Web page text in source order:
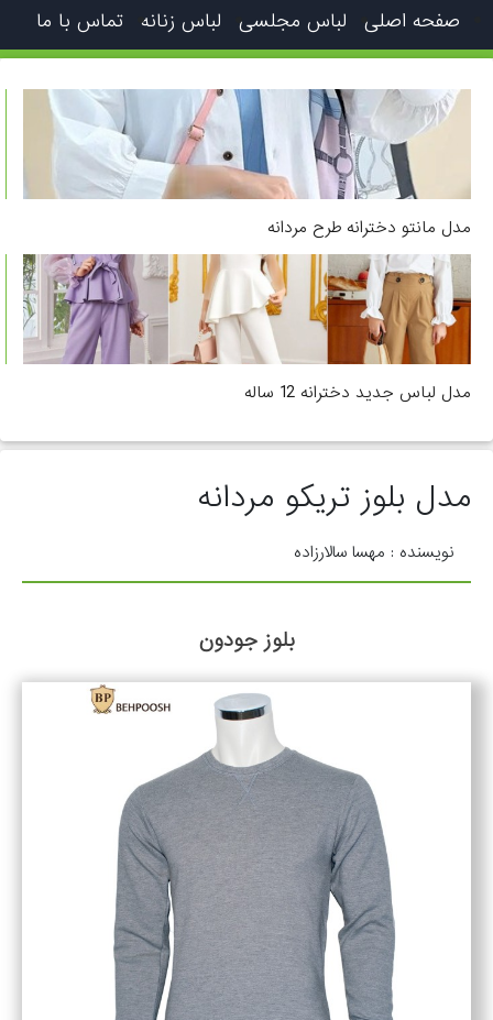
صفحه اصلی لباس مجلسی لباس زنانه تماس با ما
مدل مانتو دخترانه طرح مردانه
مدل لباس جدید دخترانه 12 ساله
مدل بلوز تریکو مردانه
نویسنده : مهسا سالارزاده
بلوز جودون